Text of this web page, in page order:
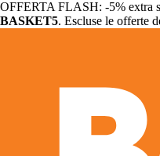
OFFERTA FLASH: -5% extra
BASKET5. Escluse le offerte